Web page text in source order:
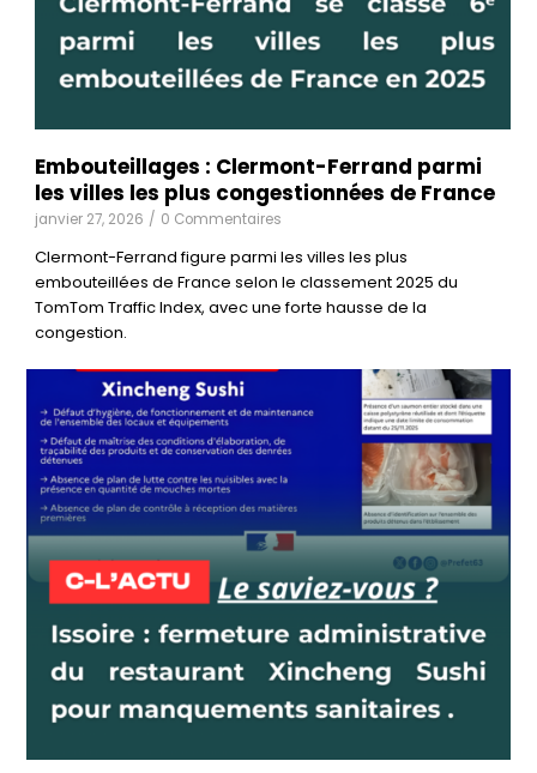
Embouteillages : Clermont-Ferrand parmi
les villes les plus congestionnées de France
janvier 27, 2026 / 0 Commentaires
Clermont-Ferrand figure parmi les villes les plus
embouteillées de France selon le classement 2025 du
TomTom Traffic Index, avec une forte hausse de la
congestion.